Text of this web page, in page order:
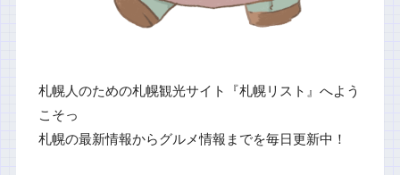
札幌人のための札幌観光サイト『札幌リスト』へよう
こそっ
札幌の最新情報からグルメ情報までを毎日更新中！